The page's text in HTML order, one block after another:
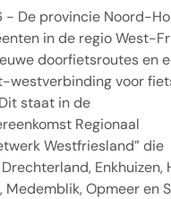
- De provincie Noord-
in de regio West-
doorfietsroutes en
westverbinding voor
staat in de
Regionaal
Westfriesland” die
Enkhuizen,
Medemblik, Opmeer en